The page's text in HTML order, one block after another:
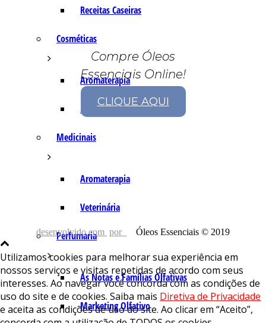
Receitas Caseiras
Cosméticas
Aromaterapia
Fórmulas Caseiras
Medicinais
Aromaterapia
Veterinária
Perfumaria
As Notas e Famílias Olfativas
Marketing Olfativo
Compre Óleos
Essenciais Online!
CLIQUE AQUI
desenvolvido com por Óleos Essenciais © 2019
Utilizamos cookies para melhorar sua experiência em
nossos serviços e visitas repetidas de acordo com seus
interesses. Ao navegar você concorda com as condições de
uso do site e de cookies. Saiba mais Diretiva de Privacidade
e aceita as condições de uso do site. Ao clicar em “Aceito”,